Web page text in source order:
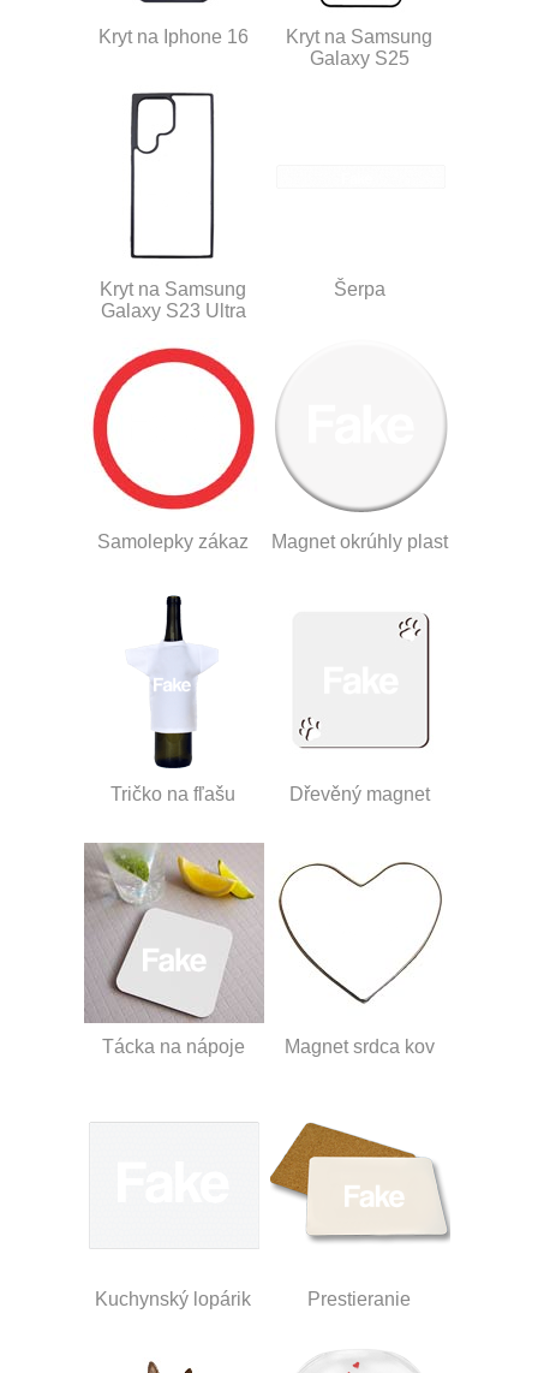
Kryt na Iphone 16
Kryt na Samsung
Galaxy S25
Kryt na Samsung
Galaxy S23 Ultra
Šerpa
Samolepky zákaz Magnet okrúhly plast
Tričko na fľašu Dřevěný magnet
Tácka na nápoje Magnet srdca kov
Kuchynský lopárik Prestieranie